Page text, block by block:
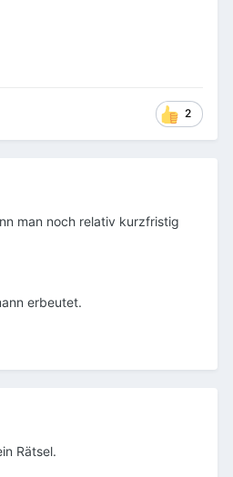
2
man noch relativ kurzfristig
erbeutet.
Rätsel.